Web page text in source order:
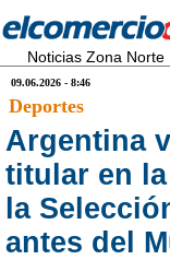
Noticias Zona Norte
09.06.2026 - 8:46
Deportes
Argentina
titular en
la
antes del